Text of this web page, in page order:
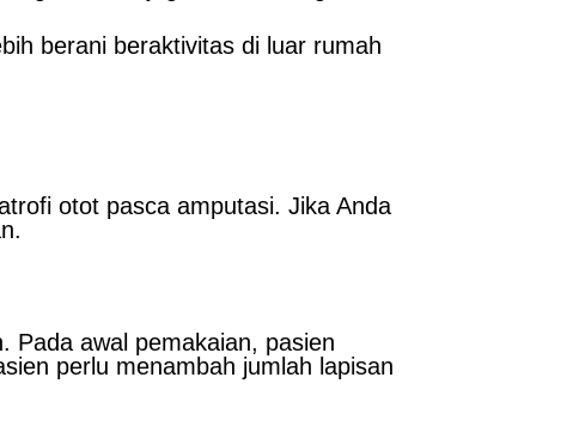
berani beraktivitas di luar rumah
otot pasca amputasi. Jika Anda
Pada awal pemakaian, pasien
perlu menambah jumlah lapisan